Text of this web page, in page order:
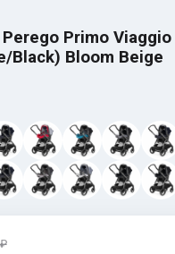
Primo
Black) Bloom Beige